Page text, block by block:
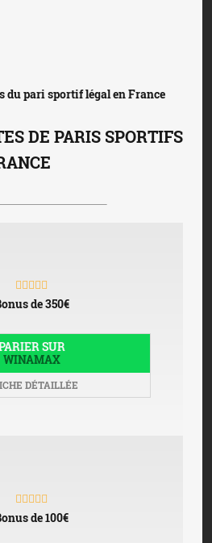
du pari sportif légal en France
DE PARIS SPORTIFS
de 350€
SUR
WINAMAX
DÉTAILLÉE
de 100€